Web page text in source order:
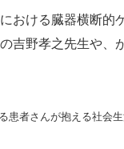
おける臓器横断的
吉野孝之先生や
患者さんが抱える社会